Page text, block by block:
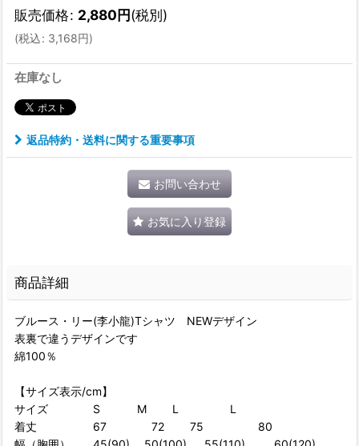
販売価格: 2,880円(税別)
(税込: 3,168円)
在庫なし
返品特約・送料に関する重要事項
お問い合わせ
お気に入り登録
商品詳細
ブルース・リー(李小龍)Tシャツ NEWデザイン
表裏で違うデザインです
綿100％
【サイズ表示/cm】
サイズ S M L L
着丈 67 72 75 80